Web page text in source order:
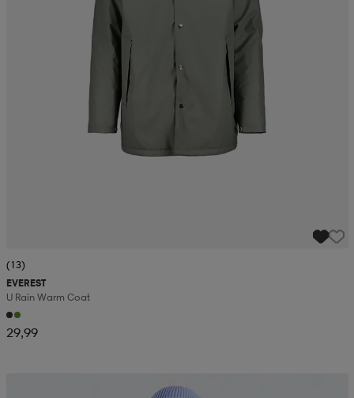
(13)
EVEREST
U Rain Warm Coat
29,99